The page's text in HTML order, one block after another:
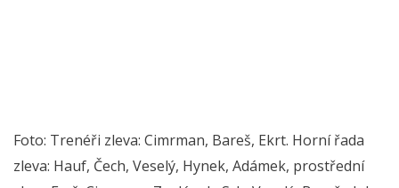
Foto: Trenéři zleva: Cimrman, Bareš, Ekrt. Horní řada
zleva: Hauf, Čech, Veselý, Hynek, Adámek, prostřední